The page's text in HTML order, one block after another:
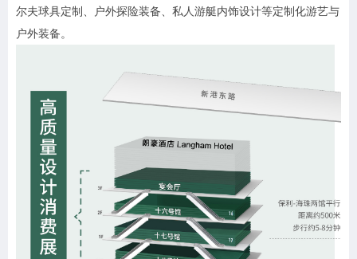
尔夫球具定制、户外探险装备、私人游艇内饰设计等定制化游艺与
户外装备。